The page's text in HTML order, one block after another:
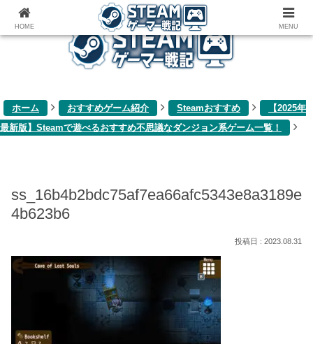
ゲーム関連雑記ブログ
ホーム おすすめゲーム紹介 Steamおすすめ
【2025年
最新版】Steamで遊べるおすすめ不思議なダンジョン系ゲーム一覧！
ss_16b4b2bdc75af7ea66afc5343e8a3189e
4b623b6
2023.08.31
HOME MENU